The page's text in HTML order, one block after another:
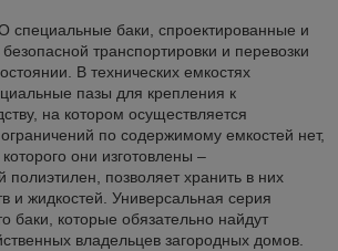
специальные баки, спроектированные и
транспортировки и перевозки
В технических емкостях
пазы для крепления к
на котором осуществляется
по содержимому емкостей нет,
они изготовлены –
полиэтилен, позволяет хранить в них
и жидкостей. Универсальная серия
баки, которые обязательно найдут
владельцев загородных домов.